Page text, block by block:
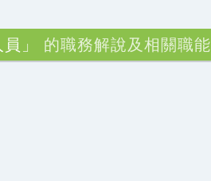
」 的職務解說及相關職能